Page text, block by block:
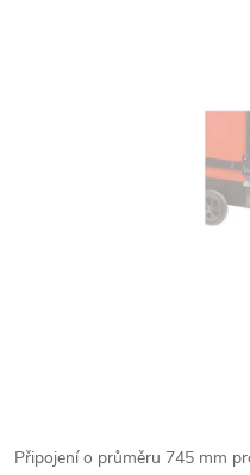
Připojení o průměru 745 mm